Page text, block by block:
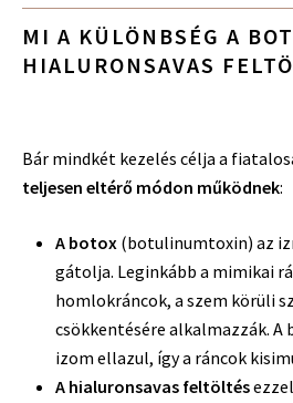
MI A KÜLÖNBSÉG A
HIALURONSAVAS
Bár mindkét kezelés célja a
teljesen eltérő módon működnek:
A botox (botulinumtoxin) az
gátolja. Leginkább a mimikai
homlokráncok, a szem körüli
csökkentésére alkalmazzák.
izom ellazul, így a ráncok
A hialuronsavas feltöltés